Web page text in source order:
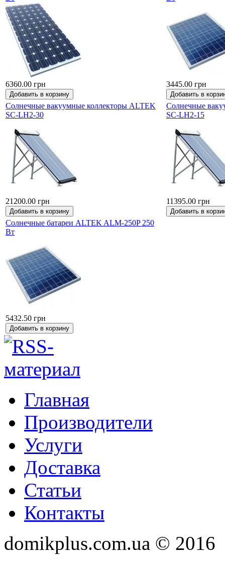
6360.00 грн 3445.00 грн
Солнечные вакуумные коллекторы ALTEK
SC-LH2-30
21200.00 грн
Солнечные
SC-LH2-15
11395.00 грн
Солнечные батареи ALTEK ALM-250P 250
Вт
5432.50 грн
Главная
Производители
Услуги
Доставка
Статьи
Контакты
domikplus.com.ua © 2016